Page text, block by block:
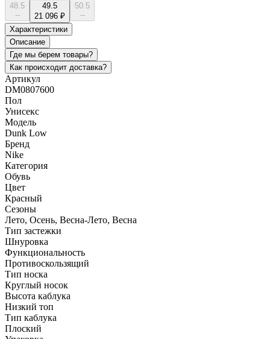
48.5
--
49.5
21 096 ₽
50.5
--
Характеристики
Описание
Где мы берем товары?
Как происходит доставка?
Артикул
DM0807600
Пол
Унисекс
Модель
Dunk Low
Бренд
Nike
Категория
Обувь
Цвет
Красный
Сезоны
Лето, Осень, Весна-Лето, Весна
Тип застежки
Шнуровка
Функциональность
Противоскользящий
Тип носка
Круглый носок
Высота каблука
Низкий топ
Тип каблука
Плоский